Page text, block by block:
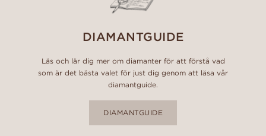
DIAMANTGUIDE
Läs och lär dig mer om diamanter för att förstå vad
som är det bästa valet för just dig genom att läsa vår
diamantguide.
DIAMANTGUIDE